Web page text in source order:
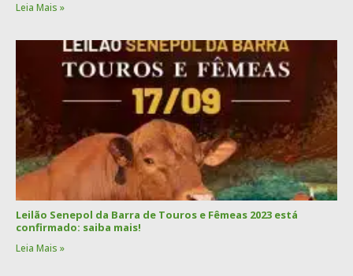
Leia Mais »
Leilão Senepol da Barra de Touros e Fêmeas 2023 está
confirmado: saiba mais!
Leia Mais »